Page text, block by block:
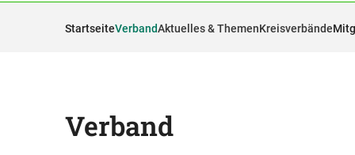
StartseiteVerbandAktuelles & ThemenKreisverbände
Verband